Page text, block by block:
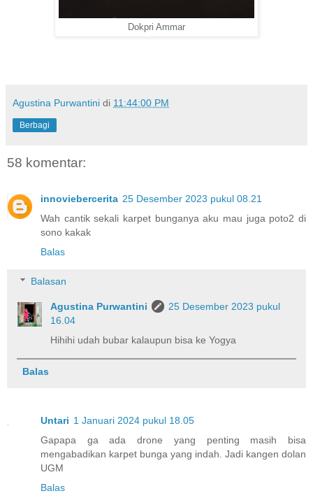
Dokpri Ammar
Agustina Purwantini di 11:44:00 PM
Berbagi
58 komentar:
innoviebercerita 25 Desember 2023 pukul 08.21
Wah cantik sekali karpet bunganya aku mau juga poto2 di
sono kakak
Balas
Balasan
Agustina Purwantini
25 Desember 2023 pukul
16.04
Hihihi udah bubar kalaupun bisa ke Yogya
Balas
Untari 1 Januari 2024 pukul 18.05
Gapapa ga ada drone yang penting masih bisa
mengabadikan karpet bunga yang indah. Jadi kangen dolan
UGM
Balas